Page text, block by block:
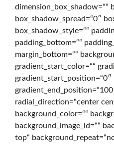
dimension_box_shadow=““
box_shadow_spread=“0″
box_shadow_style=““
padding_bottom=““
margin_bottom=““
gradient_start_color=““
gradient_start_position=“0″
radial_direction=“center
background_color=““
background_image_id=““
top“